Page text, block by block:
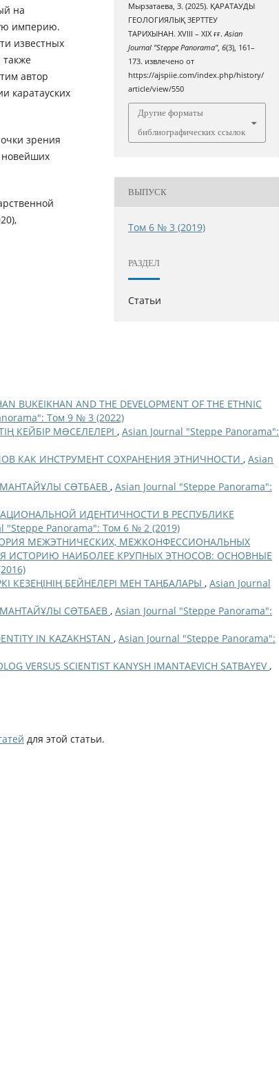
на
империю.
известных
также
автор
каратауских
зрения
новейших
Мырзатаева, З. (2025). ҚАРАТАУДЫ
ГЕОЛОГИЯЛЫҚ ЗЕРТТЕУ
ТАРИХЫНАН. ХVІІІ – ХІХ ғғ.Asian
Journal "Steppe Panorama",6(3), 161–
173. извлечено от
https://ajspiie.com/index.php/history/
article/view/550
Другие форматы
библиографических ссылок
ВЫПУСК
Том 6 № 3 (2019)
РАЗДЕЛ
Статьи
BUKEIKHAN AND THE DEVELOPMENT OF THE ETHNIC
Том 9 № 3 (2022)
КЕЙБІР МƏCЕЛЕЛЕРІ , Asian Journal "Steppe Panorama":
КАК ИНСТРУМЕНТ СОХРАНЕНИЯ ЭТНИЧНОСТИ , Asian
СƏТБАЕВ , Asian Journal "Steppe Panorama":
ИДЕНТИЧНОСТИ В РЕСПУБЛИКЕ
"Steppe Panorama": Том 6 № 2 (2019)
МЕЖЭТНИЧЕСКИХ, МЕЖКОНФЕССИОНАЛЬНЫХ
ИСТОРИЮ НАИБОЛЕЕ КРУПНЫХ ЭТНОСОВ: ОСНОВНЫЕ
КЕЗЕҢІНІҢ БЕЙНЕЛЕРІ МЕН ТАҢБАЛАРЫ , Asian Journal
СƏТБАЕВ , Asian Journal "Steppe Panorama":
IN KAZAKHSTAN , Asian Journal "Steppe Panorama":
VERSUS SCIENTIST KANYSH IMANTAEVICH SATBAYEV,
для этой статьи.